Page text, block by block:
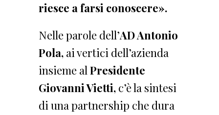
riesce a farsi conoscere».
Nelle parole dell’AD Antonio
Pola, ai vertici dell’azienda
insieme alPresidente
Giovanni Vietti, c’è la sintesi
di una partnership che dura